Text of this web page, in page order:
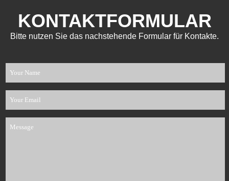
KONTAKTFORMULAR
Bitte nutzen Sie das nachstehende Formular für Kontakte.